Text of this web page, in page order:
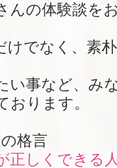
んの体験談を
けでなく、素
い事など、み
おります。
格言
正しくできる